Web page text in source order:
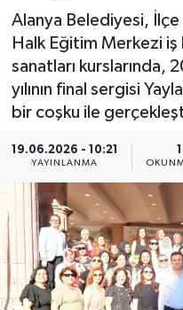
Alanya Belediyesi,
Halk Eğitim Merkezi
sanatları
yılının final sergisi
bir coşku ile
19.06.2026 - 10:21
YAYINLANMA
Turizm
Ekonomi
Gazipaşa
Son Dakika
Haber Arşivi